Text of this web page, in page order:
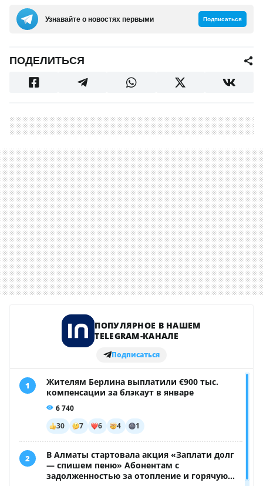
Узнавайте о новостях первыми Подписаться
ПОДЕЛИТЬСЯ